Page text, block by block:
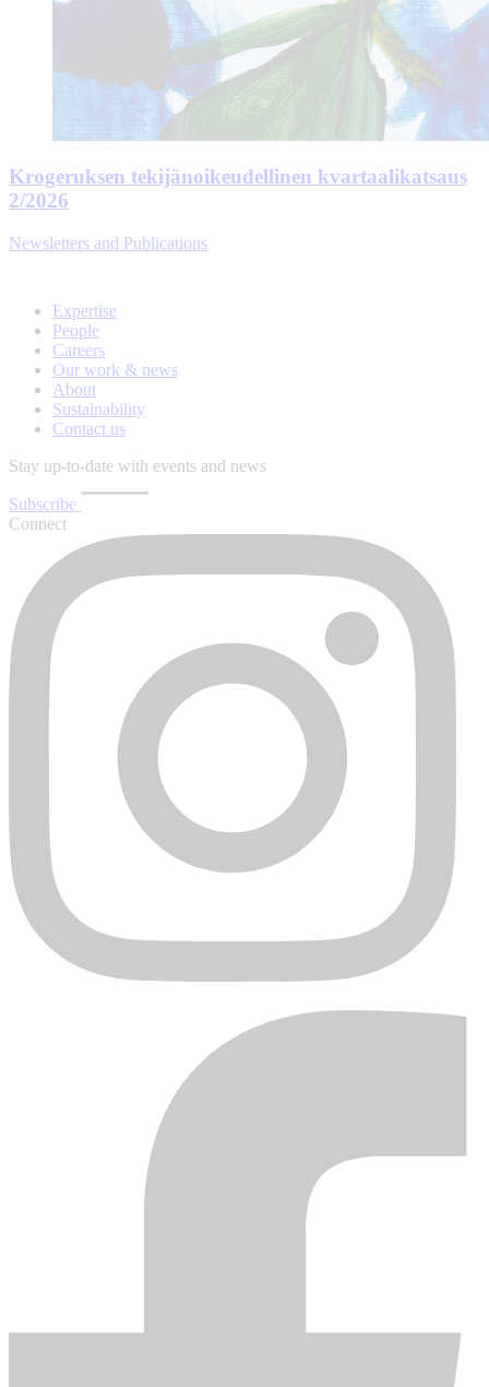
Krogeruksen tekijänoikeudellinen kvartaalikatsaus
2/2026
Newsletters and Publications
Expertise
People
Careers
Our work & news
About
Sustainability
Contact us
Stay up-to-date with events and news
Subscribe
Connect